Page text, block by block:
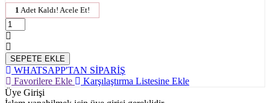
1 Adet Kaldı! Acele Et!
SEPETE EKLE
WHATSAPP'TAN SİPARİŞ
Favorilere Ekle
Karşılaştırma Listesine Ekle
Üye Girişi